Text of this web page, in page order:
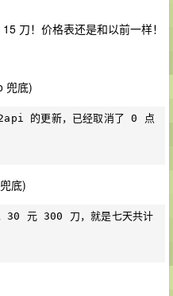
刀！价格表还是和以前一样！
兜底)
的更新，已经取消了 0 点
底)
30 元 300 刀，就是七天共计